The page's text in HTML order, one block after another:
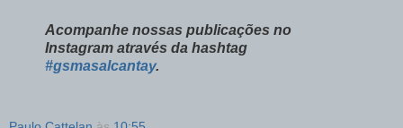
Acompanhe nossas publicações no
Instagram através da hashtag
#gsmasalcantay.